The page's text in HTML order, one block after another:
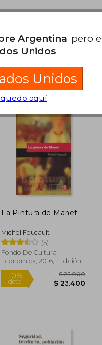
5%
Michel Foucault
Siglo Xxi Argentina, 2019,
Tapa Blanda, Nuevo
La Pintura de Manet
Michel Foucault
(5)
Fondo De Cultura
Economica, 2016, 1 Edición,
Tapa Blanda, Nuevo
Argentina, pero
Unidos
Unidos
quedo aquí